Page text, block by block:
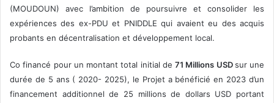
(MOUDOUN) avec l’ambition de poursuivre et consolider les
expériences des ex-PDU et PNIDDLE qui avaient eu des acquis
probants en décentralisation et développement local.
Co financé pour un montant total initial de 71 Millions USDsur une
durée de 5 ans ( 2020- 2025), le Projet a bénéficié en 2023 d’un
financement additionnel de 25 millions de dollars USD portant